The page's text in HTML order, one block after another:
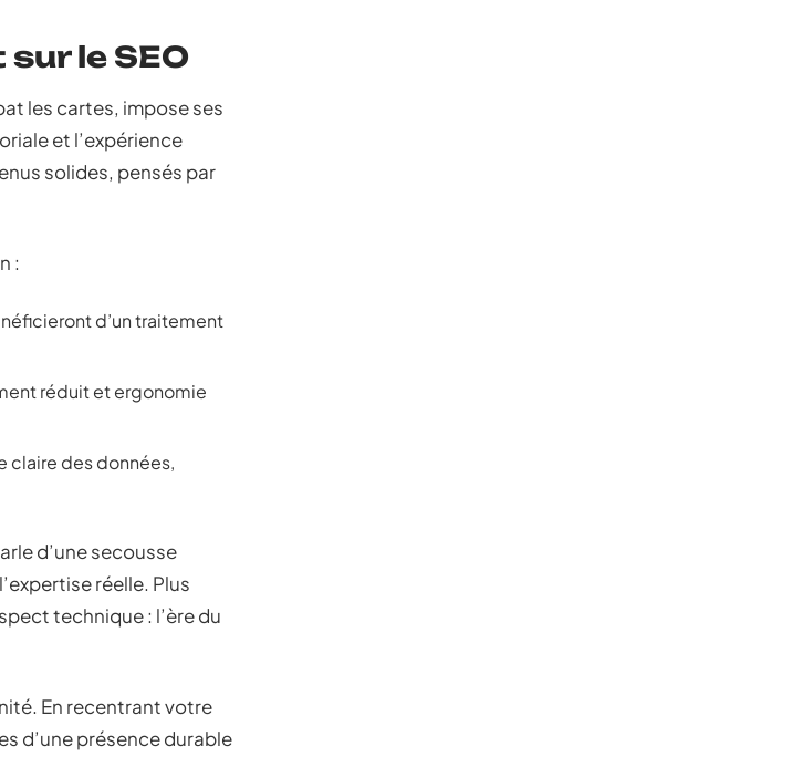
le SEO
les cartes, impose ses
et l’expérience
solides, pensés par
:
d’un traitement
réduit et ergonomie
claire des données,
d’une secousse
réelle. Plus
technique : l’ère du
En recentrant votre
d’une présence durable